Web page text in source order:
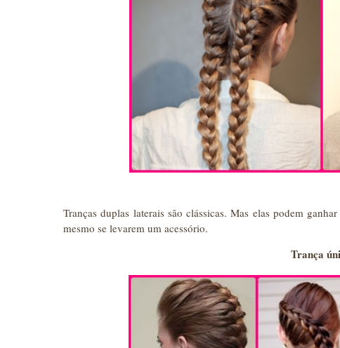
Tranças duplas laterais são clássicas. Mas elas podem
mesmo se levarem um acessório.
Trança